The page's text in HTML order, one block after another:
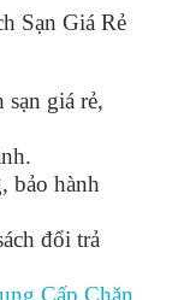
Sạn Giá Rẻ
giá rẻ,
bảo hành
đổi trả
Cấp Chăn